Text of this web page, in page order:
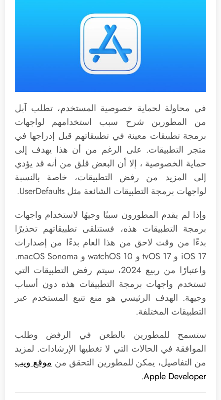
في محاولة لحماية خصوصية المستخدم، تطلب آبل
من المطورين شرح سبب استخدامهم لواجهات
برمجة تطبيقات معينة في تطبيقاتهم قبل إدراجها في
متجر التطبيقات. على الرغم من أن هذا يهدف إلى
حماية الخصوصية ، إلا أن البعض قلق من أنه قد يؤدي
إلى المزيد من رفض التطبيقات، خاصة بالنسبة
لواجهات برمجة التطبيقات الشائعة مثل UserDefaults.
وإذا لم يقدم المطورون سببًا وجيهًا لاستخدام واجهات
برمجة التطبيقات هذه، فستتلقى تطبيقاتهم تحذيرًا
بدءًا من وقت لاحق من هذا العام بدءًا من إصدارات
iOS 17 و tvOS 17 و watchOS 10 و macOS Sonoma.
واعتبارًا من ربيع 2024، سيتم رفض التطبيقات التي
تستخدم واجهات برمجة التطبيقات هذه دون أسباب
وجيهة. الهدف الرئيسي هو منع تتبع المستخدم عبر
التطبيقات المختلفة.
ستسمح للمطورين بالطعن في الرفض وطلب
الموافقة في الحالات التي لا تغطيها الإرشادات. لمزيد
من التفاصيل، يمكن للمطورين التحقق من موقع ويب
Apple Developer
.